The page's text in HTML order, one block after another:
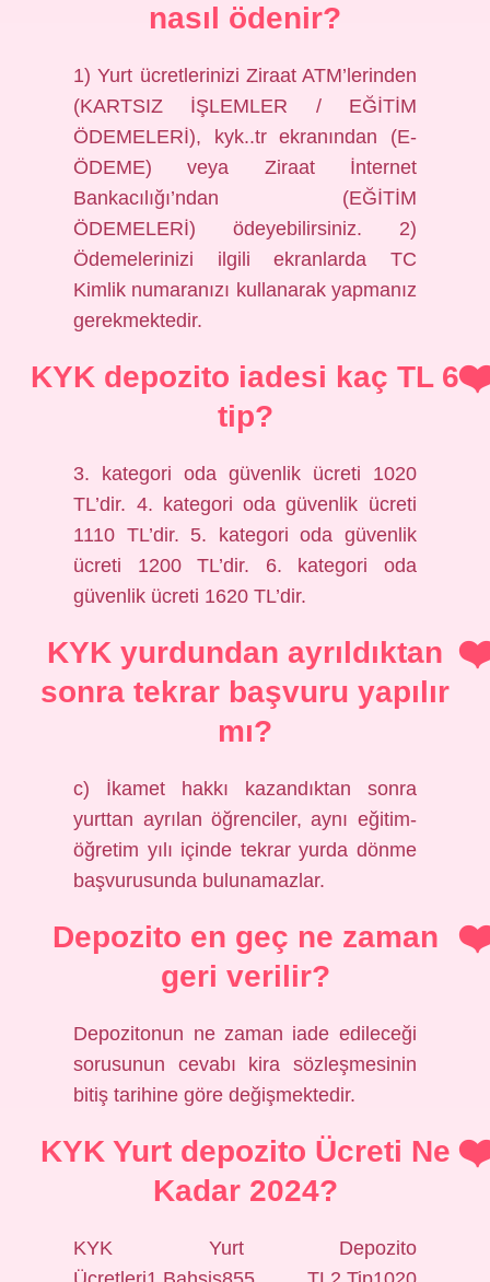
nasıl ödenir?
1) Yurt ücretlerinizi Ziraat ATM’lerinden
(KARTSIZ İŞLEMLER / EĞİTİM
ÖDEMELERİ), kyk..tr ekranından (E-
ÖDEME) veya Ziraat İnternet
Bankacılığı’ndan (EĞİTİM
ÖDEMELERİ) ödeyebilirsiniz. 2)
Ödemelerinizi ilgili ekranlarda TC
Kimlik numaranızı kullanarak yapmanız
gerekmektedir.
KYK depozito iadesi kaç TL 6
tip?
3. kategori oda güvenlik ücreti 1020
TL’dir. 4. kategori oda güvenlik ücreti
1110 TL’dir. 5. kategori oda güvenlik
ücreti 1200 TL’dir. 6. kategori oda
güvenlik ücreti 1620 TL’dir.
KYK yurdundan ayrıldıktan
sonra tekrar başvuru yapılır
mı?
c) İkamet hakkı kazandıktan sonra
yurttan ayrılan öğrenciler, aynı eğitim-
öğretim yılı içinde tekrar yurda dönme
başvurusunda bulunamazlar.
Depozito en geç ne zaman
geri verilir?
Depozitonun ne zaman iade edileceği
sorusunun cevabı kira sözleşmesinin
bitiş tarihine göre değişmektedir.
KYK Yurt depozito Ücreti Ne
Kadar 2024?
KYK Yurt Depozito